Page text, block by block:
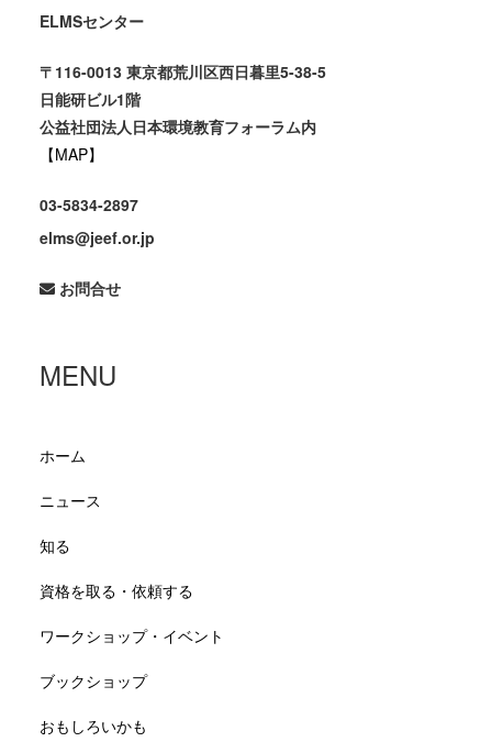
ELMSセンター
〒116-0013 東京都荒川区西日暮里5-38-5
日能研ビル1階
公益社団法人日本環境教育フォーラム内
【MAP】
03-5834-2897
elms@jeef.or.jp
お問合せ
MENU
ホーム
ニュース
知る
資格を取る・依頼する
ワークショップ・イベント
ブックショップ
おもしろいかも